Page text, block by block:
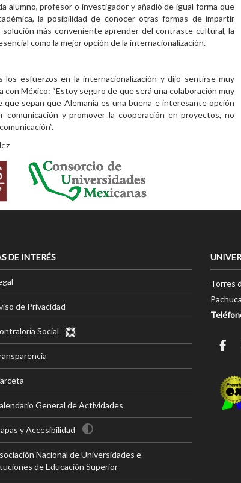
alumno, profesor o investigador y añadió de igual forma que
la posibilidad de conocer otras formas de impartir
más conveniente aprender del contraste cultural, la
como la mejor opción de la internacionalización.
esfuerzos en la internacionalización y dijo sentirse muy
México: “Estoy seguro de que será una colaboración muy
sepan que Alemania es una buena e interesante opción
y promover la cooperación en proyectos, no
DE INTERÉS
de Privacidad
Social
General de Actividades
y Accesibilidad
Nacional de Universidades e
de Educación Superior
Torres